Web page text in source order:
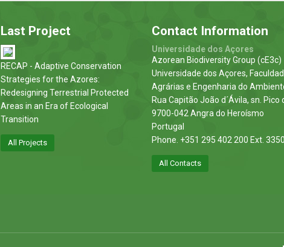
Last Project
RECAP - Adaptive Conservation
Strategies for the Azores:
Redesigning Terrestrial Protected
Areas in an Era of Ecological
Transition
All Projects
Contact Information
Universidade dos Açores
Azorean Biodiversity Group (cE3c)
Universidade dos Açores,
Agrárias e Engenharia do
Rua Capitão João d´Ávila, sn. Pico
9700-042 Angra do Heroísmo
Portugal
Phone. +351 295 402 200 Ext. 3350
All Contacts